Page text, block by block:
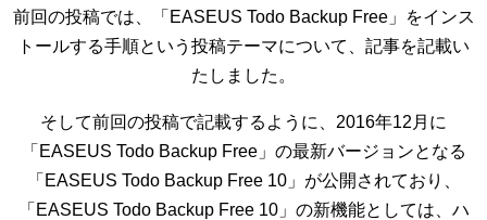
前回の投稿では、「EASEUS Todo Backup Free」をインス
トールする手順という投稿テーマについて、記事を記載い
たしました。
そして前回の投稿で記載するように、2016年12月に
「EASEUS Todo Backup Free」の最新バージョンとなる
「EASEUS Todo Backup Free 10」が公開されており、
「EASEUS Todo Backup Free 10」の新機能としては、ハ